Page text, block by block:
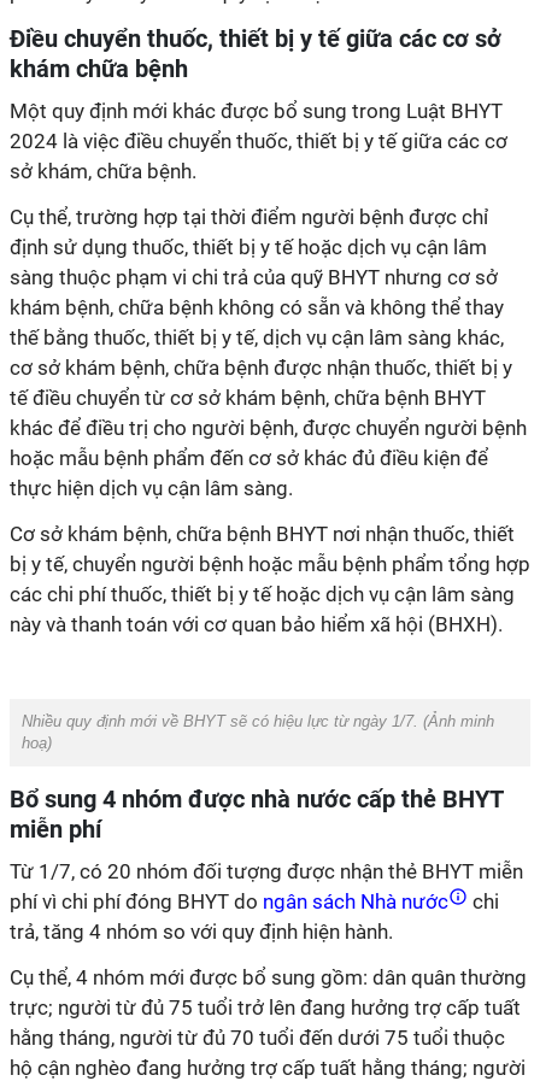
Điều chuyển thuốc, thiết bị y tế giữa các cơ sở
khám chữa bệnh
Một quy định mới khác được bổ sung trong Luật BHYT
2024 là việc điều chuyển thuốc, thiết bị y tế giữa các cơ
sở khám, chữa bệnh.
Cụ thể, trường hợp tại thời điểm người bệnh được chỉ
định sử dụng thuốc, thiết bị y tế hoặc dịch vụ cận lâm
sàng thuộc phạm vi chi trả của quỹ BHYT nhưng cơ sở
khám bệnh, chữa bệnh không có sẵn và không thể thay
thế bằng thuốc, thiết bị y tế, dịch vụ cận lâm sàng khác,
cơ sở khám bệnh, chữa bệnh được nhận thuốc, thiết bị y
tế điều chuyển từ cơ sở khám bệnh, chữa bệnh BHYT
khác để điều trị cho người bệnh, được chuyển người bệnh
hoặc mẫu bệnh phẩm đến cơ sở khác đủ điều kiện để
thực hiện dịch vụ cận lâm sàng.
Cơ sở khám bệnh, chữa bệnh BHYT nơi nhận thuốc, thiết
bị y tế, chuyển người bệnh hoặc mẫu bệnh phẩm tổng hợp
các chi phí thuốc, thiết bị y tế hoặc dịch vụ cận lâm sàng
này và thanh toán với cơ quan bảo hiểm xã hội (BHXH).
Nhiều quy định mới về BHYT sẽ có hiệu lực từ ngày 1/7. (Ảnh minh
hoạ)
Bổ sung 4 nhóm được nhà nước cấp thẻ BHYT
miễn phí
Từ 1/7, có 20 nhóm đối tượng được nhận thẻ BHYT miễn
phí vì chi phí đóng BHYT do ngân sách Nhà nước
chi
trả, tăng 4 nhóm so với quy định hiện hành.
Cụ thể, 4 nhóm mới được bổ sung gồm: dân quân thường
trực; người từ đủ 75 tuổi trở lên đang hưởng trợ cấp tuất
hằng tháng, người từ đủ 70 tuổi đến dưới 75 tuổi thuộc
hộ cận nghèo đang hưởng trợ cấp tuất hằng tháng; người